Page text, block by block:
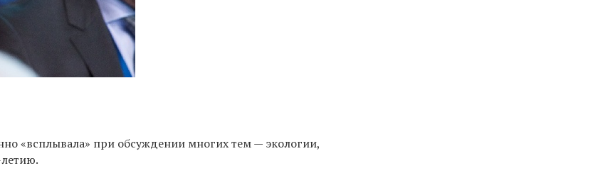
«всплывала» при обсуждении многих тем — экологии,